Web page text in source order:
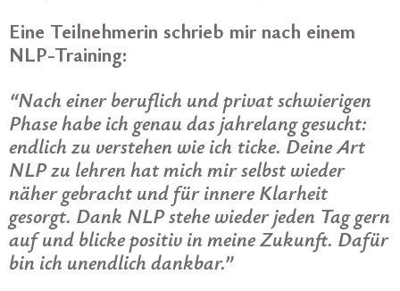
Eine Teilnehmerin schrieb mir nach einem
NLP-Training:
“Nach einer beruflich und privat schwierigen
Phase habe ich genau das jahrelang gesucht:
endlich zu verstehen wie ich ticke. Deine Art
NLP zu lehren hat mich mir selbst wieder
näher gebracht und für innere Klarheit
gesorgt. Dank NLP stehe wieder jeden Tag gern
auf und blicke positiv in meine Zukunft. Dafür
bin ich unendlich dankbar.”